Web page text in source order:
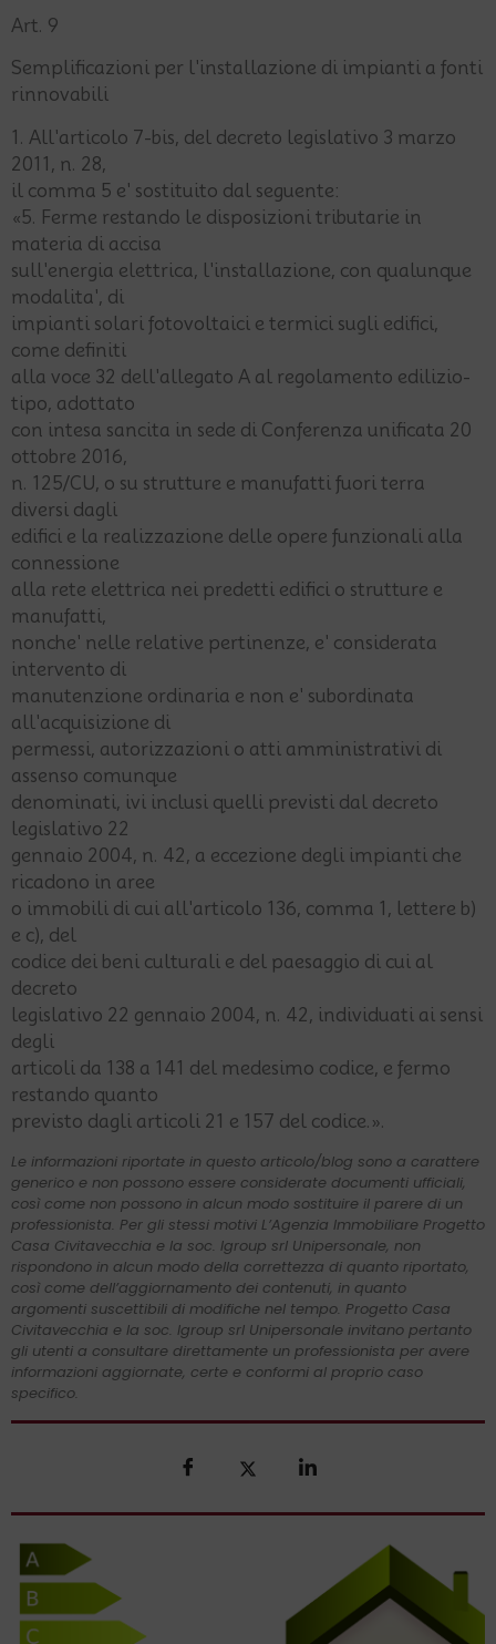
Art. 9
Semplificazioni per l'installazione di impianti a fonti
rinnovabili
1. All'articolo 7-bis, del decreto legislativo 3 marzo
2011, n. 28,
il comma 5 e' sostituito dal seguente:
«5. Ferme restando le disposizioni tributarie in
materia di accisa
sull'energia elettrica, l'installazione, con qualunque
modalita', di
impianti solari fotovoltaici e termici sugli edifici,
come definiti
alla voce 32 dell'allegato A al regolamento edilizio-
tipo, adottato
con intesa sancita in sede di Conferenza unificata 20
ottobre 2016,
n. 125/CU, o su strutture e manufatti fuori terra
diversi dagli
edifici e la realizzazione delle opere funzionali alla
connessione
alla rete elettrica nei predetti edifici o strutture e
manufatti,
nonche' nelle relative pertinenze, e' considerata
intervento di
manutenzione ordinaria e non e' subordinata
all'acquisizione di
permessi, autorizzazioni o atti amministrativi di
assenso comunque
denominati, ivi inclusi quelli previsti dal decreto
legislativo 22
gennaio 2004, n. 42, a eccezione degli impianti che
ricadono in aree
o immobili di cui all'articolo 136, comma 1, lettere b)
e c), del
codice dei beni culturali e del paesaggio di cui al
decreto
legislativo 22 gennaio 2004, n. 42, individuati ai sensi
degli
articoli da 138 a 141 del medesimo codice, e fermo
restando quanto
previsto dagli articoli 21 e 157 del codice.».
Le informazioni riportate in questo articolo/blog sono a carattere
generico e non possono essere considerate documenti ufficiali,
così come non possono in alcun modo sostituire il parere di un
professionista. Per gli stessi motivi L’Agenzia Immobiliare Progetto
Casa Civitavecchia e la soc. Igroup srl Unipersonale, non
rispondono in alcun modo della correttezza di quanto riportato,
così come dell’aggiornamento dei contenuti, in quanto
argomenti suscettibili di modifiche nel tempo. Progetto Casa
Civitavecchia e la soc. Igroup srl Unipersonale invitano pertanto
gli utenti a consultare direttamente un professionista per avere
informazioni aggiornate, certe e conformi al proprio caso
specifico.